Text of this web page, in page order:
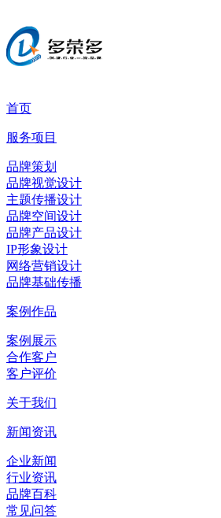
首页
服务项目
品牌策划
品牌视觉设计
主题传播设计
品牌空间设计
品牌产品设计
IP形象设计
网络营销设计
品牌基础传播
案例作品
案例展示
合作客户
客户评价
关于我们
新闻资讯
企业新闻
行业资讯
品牌百科
常见问答